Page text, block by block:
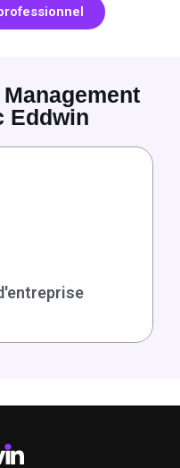
Eddwin